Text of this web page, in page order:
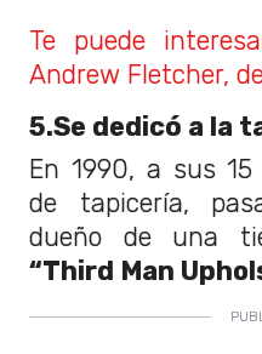
Te puede
Andrew Fletcher,
5.Se dedicó a la
En 1990, a sus
de tapicería,
dueño de una
“Third Man